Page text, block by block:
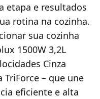
etapa e resultados
rotina na cozinha.
sua cozinha
1500W 3,2L
Cinza
TriForce – que une
eficiente e alta